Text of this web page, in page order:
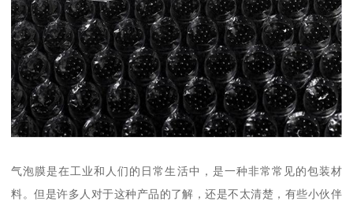
气泡膜是在工业和人们的日常生活中，是一种非常常见的包装材
料。但是许多人对于这种产品的了解，还是不太清楚，有些小伙伴